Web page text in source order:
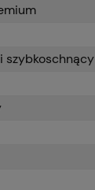
szybkoschnący